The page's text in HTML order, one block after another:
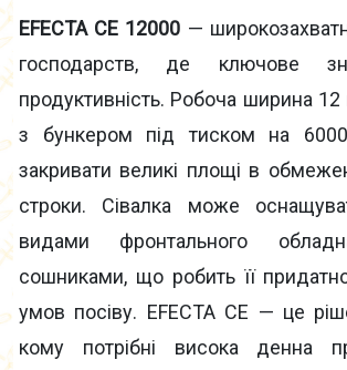
EFECTA CE 12000 —
господарств, де ключове
продуктивність. Робоча ширина
з бункером під тиском на
закривати великі площі в
строки. Сівалка може
видами фронтального
сошниками, що робить її
умов посіву. EFECTA CE — це
кому потрібні висока денна